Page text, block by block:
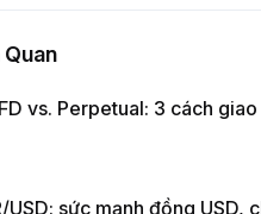
thành+15
thành+10
vs. Perpetual: 3 cách
USD: sức mạnh đồng USD,